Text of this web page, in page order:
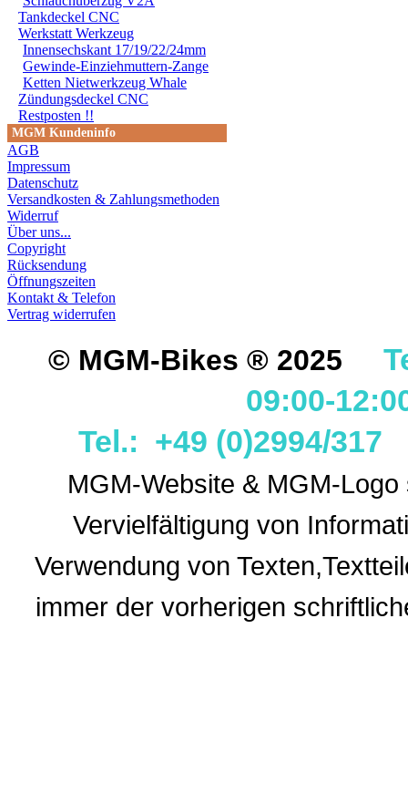
Tankdeckel CNC
Werkstatt Werkzeug
Innensechskant 17/19/22/24mm
Gewinde-Einziehmuttern-Zange
Ketten Nietwerkzeug Whale
Zündungsdeckel CNC
Restposten !!
MGM Kundeninfo
AGB
Impressum
Datenschutz
Versandkosten & Zahlungsmethoden
Widerruf
Über uns...
Copyright
Rücksendung
Öffnungszeiten
Kontakt & Telefon
Vertrag widerrufen
© MGM-Bikes ® 2025
09:00-
Tel.: +49 (0)2994/
MGM-Website & MGM-
Vervielfältigung von
Verwendung von
immer der vorherigen